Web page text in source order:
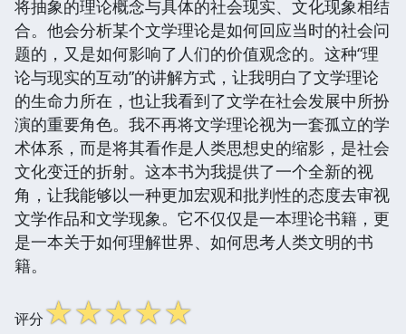
将抽象的理论概念与具体的社会现实、文化现象相结
合。他会分析某个文学理论是如何回应当时的社会问
题的，又是如何影响了人们的价值观念的。这种“理
论与现实的互动”的讲解方式，让我明白了文学理论
的生命力所在，也让我看到了文学在社会发展中所扮
演的重要角色。我不再将文学理论视为一套孤立的学
术体系，而是将其看作是人类思想史的缩影，是社会
文化变迁的折射。这本书为我提供了一个全新的视
角，让我能够以一种更加宏观和批判性的态度去审视
文学作品和文学现象。它不仅仅是一本理论书籍，更
是一本关于如何理解世界、如何思考人类文明的书
籍。
评分☆☆☆☆☆